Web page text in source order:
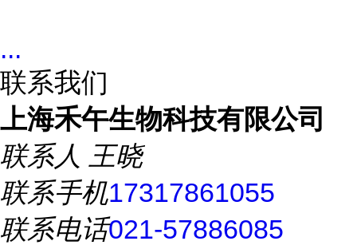
...
联系我们
上海禾午生物科技有限公司
联系人 王晓
联系手机17317861055
联系电话021-57886085